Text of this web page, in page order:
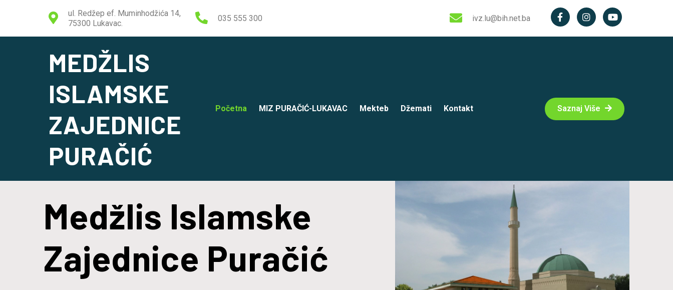
ul. Redžep ef. Muminhodžića 14,
75300 Lukavac.
035 555 300 ivz.lu@bih.net.ba
MEDŽLIS
ISLAMSKE
ZAJEDNICE
PURAČIĆ
Početna MIZ PURAČIĆ-LUKAVAC Mekteb Džemati Kontakt Saznaj Više
Medžlis Islamske
Zajednice Puračić